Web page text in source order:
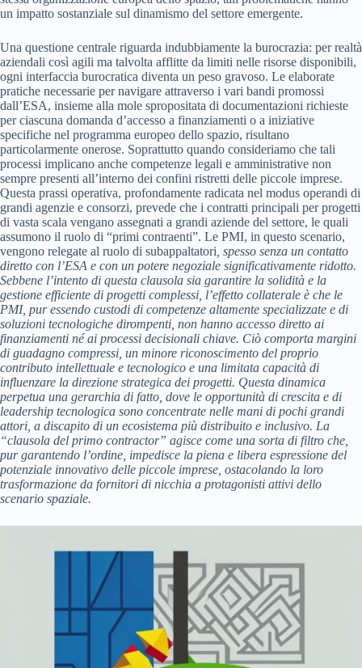
un impatto sostanziale sul dinamismo del settore emergente.
Una questione centrale riguarda indubbiamente la burocrazia: per realtà
aziendali così agili ma talvolta afflitte da limiti nelle risorse disponibili,
ogni interfaccia burocratica diventa un peso gravoso. Le elaborate
pratiche necessarie per navigare attraverso i vari bandi promossi
dall’ESA, insieme alla mole spropositata di documentazioni richieste
per ciascuna domanda d’accesso a finanziamenti o a iniziative
specifiche nel programma europeo dello spazio, risultano
particolarmente onerose. Soprattutto quando consideriamo che tali
processi implicano anche competenze legali e amministrative non
sempre presenti all’interno dei confini ristretti delle piccole imprese.
Questa prassi operativa, profondamente radicata nel modus operandi di
grandi agenzie e consorzi, prevede che i contratti principali per progetti
di vasta scala vengano assegnati a grandi aziende del settore, le quali
assumono il ruolo di “primi contraenti”. Le PMI, in questo scenario,
vengono relegate al ruolo di subappaltatori , spesso senza un contatto
diretto con l’ESA e con un potere negoziale significativamente ridotto.
Sebbene l’intento di questa clausola sia garantire la solidità e la
gestione efficiente di progetti complessi, l’effetto collaterale è che le
PMI, pur essendo custodi di competenze altamente specializzate e di
soluzioni tecnologiche dirompenti, non hanno accesso diretto ai
finanziamenti né ai processi decisionali chiave. Ciò comporta margini
di guadagno compressi, un minore riconoscimento del proprio
contributo intellettuale e tecnologico e una limitata capacità di
influenzare la direzione strategica dei progetti. Questa dinamica
perpetua una gerarchia di fatto, dove le opportunità di crescita e di
leadership tecnologica sono concentrate nelle mani di pochi grandi
attori, a discapito di un ecosistema più distribuito e inclusivo. La
“clausola del primo contractor” agisce come una sorta di filtro che,
pur garantendo l’ordine, impedisce la piena e libera espressione del
potenziale innovativo delle piccole imprese, ostacolando la loro
trasformazione da fornitori di nicchia a protagonisti attivi dello
scenario spaziale.